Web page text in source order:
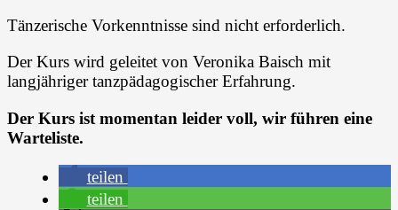
Tänzerische Vorkenntnisse sind nicht erforderlich.
Der Kurs wird geleitet von Veronika Baisch mit
langjähriger tanzpädagogischer Erfahrung.
Der Kurs ist momentan leider voll, wir führen eine
Warteliste.
teilen
teilen